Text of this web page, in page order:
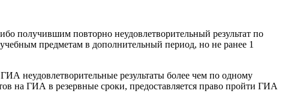
получившим повторно неудовлетворительный результат по
предметам в дополнительный период, но не ранее 1
результаты более чем по одному
на ГИА в резервные сроки, предоставляется право пройти ГИА